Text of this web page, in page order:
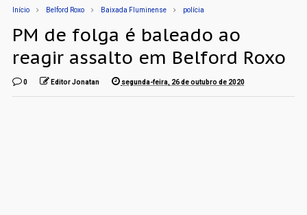
Início Belford Roxo Baixada Fluminense polícia
PM de folga é baleado ao
reagir assalto em Belford Roxo
0 Editor Jonatan segunda-feira, 26 de outubro de 2020